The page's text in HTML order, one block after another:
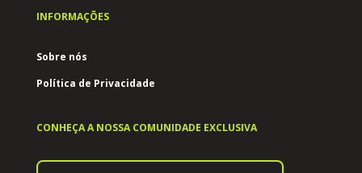
INFORMAÇÕES
Sobre nós
Política de Privacidade
CONHEÇA A NOSSA COMUNIDADE EXCLUSIVA